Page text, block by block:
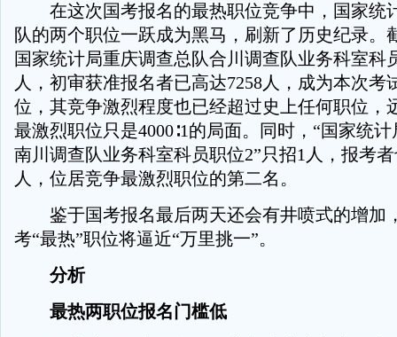
在这次国考报名的最热职位竞争中，国家统
队的两个职位一跃成为黑马，刷新了历史纪录。
国家统计局重庆调查总队合川调查队业务科室科
人，初审获准报名者已高达7258人，成为本次考
位，其竞争激烈程度也已经超过史上任何职位，
最激烈职位只是4000∶1的局面。同时，“国家统
南川调查队业务科室科员职位2”只招1人，报考
人，位居竞争最激烈职位的第二名。
鉴于国考报名最后两天还会有井喷式的增加
考“最热”职位将逼近“万里挑一”。
分析
最热两职位报名门槛低